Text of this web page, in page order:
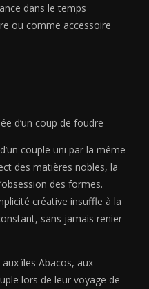
dans le temps
ou comme accessoire
d’un coup de foudre
couple uni par la même
des matières nobles, la
des formes.
créative insuffle à la
sans jamais renier
îles Abacos, aux
lors de leur voyage de